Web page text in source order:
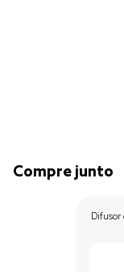
Compre junto